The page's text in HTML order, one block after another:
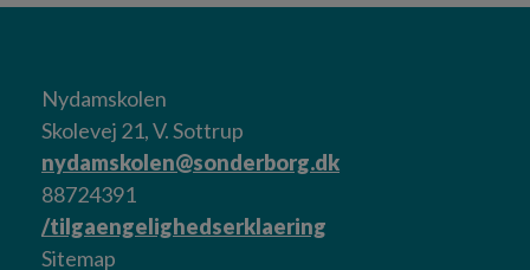
Nydamskolen
Skolevej 21, V. Sottrup
nydamskolen@sonderborg.dk
88724391
/tilgaengelighedserklaering
Sitemap